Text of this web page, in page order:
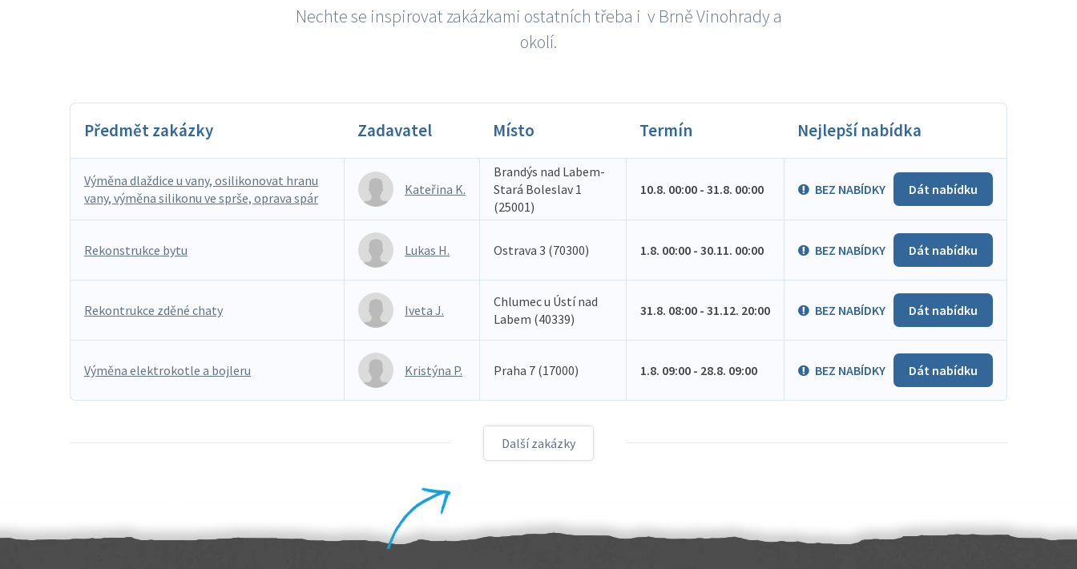
Nechte se inspirovat zakázkami ostatních třeba i v Brně Vinohrady a
okolí.
Předmět zakázky Zadavatel Místo Termín Nejlepší nabídka
Výměna dlaždice u vany, osilikonovat hranu
vany, výměna silikonu ve sprše, oprava spár
Kateřina K.
Brandýs nad Labem-
Stará Boleslav 1
(25001)
10.8. 00:00 - 31.8. 00:00 BEZ NABÍDKY Dát nabídku
Rekonstrukce bytu Lukas H. Ostrava 3 (70300) 1.8. 00:00 - 30.11. 00:00 BEZ NABÍDKY Dát nabídku
Rekontrukce zděné chaty Iveta J.
Chlumec u Ústí nad
Labem (40339)
31.8. 08:00 - 31.12. 20:00 BEZ NABÍDKY Dát nabídku
Výměna elektrokotle a bojleru Kristýna P. Praha 7 (17000) 1.8. 09:00 - 28.8. 09:00 BEZ NABÍDKY Dát nabídku
Další zakázky